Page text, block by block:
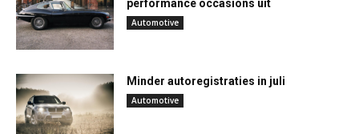
performance occasions uit
Automotive
Minder autoregistraties in juli
Automotive